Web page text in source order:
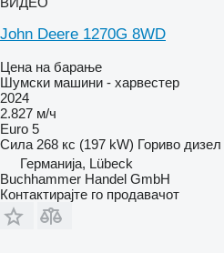
John Deere 1270G 8WD
Цена на барање
Шумски машини - харвестер
2024
2.827 м/ч
Euro 5
Сила 268 кс (197 kW) Гориво дизел
Германија, Lübeck
Buchhammer Handel GmbH
Контактирајте го продавачот